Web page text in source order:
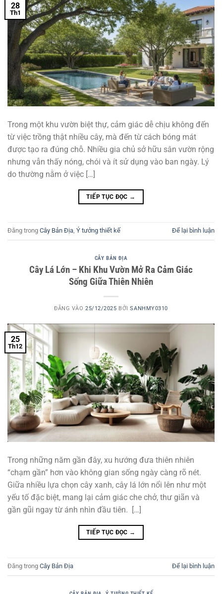
28
Th1
Trong một khu vườn biệt thự, cảm giác dễ chịu không đến
từ việc trồng thật nhiều cây, mà đến từ cách bóng mát
được tạo ra đúng chỗ. Nhiều gia chủ sở hữu sân vườn rộng
nhưng vẫn thấy nóng, chói và ít sử dụng vào ban ngày. Lý
do thường nằm ở việc […]
TIẾP TỤC ĐỌC →
Đăng trong Cây Bản Địa, Ý tưởng thiết kế Để lại bình luận
CÂY BẢN ĐỊA
Cây Lá Lớn – Khi Khu Vườn Mở Ra Cảm Giác
Sống Giữa Thiên Nhiên
ĐĂNG VÀO 25/12/2025 BỞISANHMY0310
25
Th12
Trong những năm gần đây, xu hướng đưa thiên nhiên
“chạm gần” hơn vào không gian sống ngày càng rõ nét.
Giữa nhiều lựa chọn cây xanh, cây lá lớn nổi lên như một
yếu tố đặc biệt, mang lại cảm giác che chở, thư giãn và
gần gũi ngay từ ánh nhìn đầu tiên. […]
TIẾP TỤC ĐỌC →
Đăng trong Cây Bản Địa Để lại bình luận